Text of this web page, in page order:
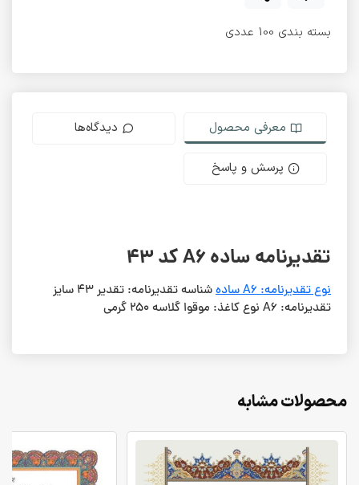
بسته بندی 100 عددی
معرفی محصول دیدگاه‌ها
پرسش و پاسخ
تقدیرنامه ساده A6 کد 43
نوع تقدیرنامه: A6 ساده
شناسه تقدیرنامه: تقدیر 43 سایز
تقدیرنامه: A6 نوع کاغذ: موقوا گلاسه 250 گرمی
محصولات مشابه